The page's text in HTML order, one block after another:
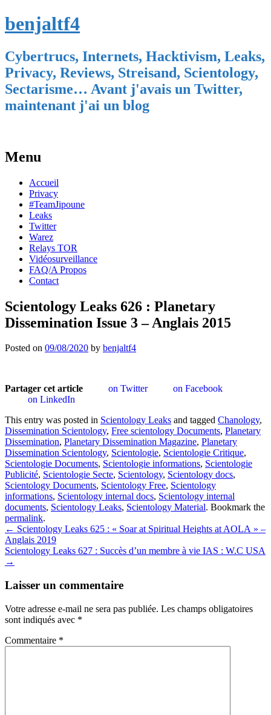
benjaltf4
Cybertrucs, Internets, Hacktivism, Leaks,
Privacy, Reviews, Streisand, Scientology,
Sectarisme… Avant j'avais un Twitter,
maintenant j'ai un blog
Menu
Skip
content
Accueil
Privacy
#TeamJipoune
Leaks
Twitter
Warez
Relays TOR
Vidéosurveillance
FAQ/A Propos
Contact
Scientology Leaks 626 : Planetary
Dissemination Issue 3 – Anglais 2015
Posted on 09/08/2020 by benjaltf4
Partager cet article on Twitter
on Facebook
on LinkedIn
This entry was posted in Scientology Leaks and tagged Chanology,
Dissemination Scientology, Free scientology Documents, Planetary
Dissemination, Planetary Dissemination Magazine, Planetary
Dissemination Scientology, Scientologie, Scientologie Critique,
Scientologie Documents, Scientologie informations, Scientologie
Publicité, Scientologie Secte, Scientology, Scientology docs,
Scientology Documents, Scientology Free, Scientology
informations, Scientology internal docs, Scientology internal
documents, Scientology Leaks, Scientology Material. Bookmark the
permalink.
Post
navigation
← Scientology Leaks 625 : « Soar at Spiritual Heights at AOLA » –
Anglais 2019
Scientology Leaks 627 : Succès d’un membre à vie IAS : W.C USA
→
Laisser un commentaire
Votre adresse e-mail ne sera pas publiée. Les champs obligatoires
sont indiqués avec *
Commentaire *